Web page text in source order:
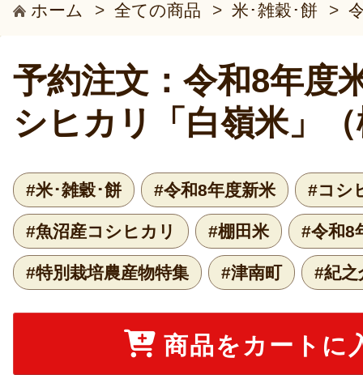
ホーム > 全ての商品 > 米･雑穀･餅 >
予約注文：令和8年度
シヒカリ「白嶺米」
#米･雑穀･餅 #令和8年度新米 #コシ
#魚沼産コシヒカリ #棚田米 #令和8
#特別栽培農産物特集 #津南町 #紀之
商品をカートに